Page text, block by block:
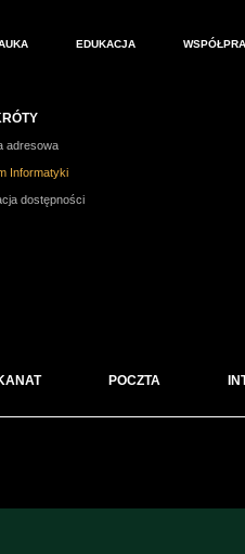
EDUKACJA
adresowa
Informatyki
dostępności
POCZTA